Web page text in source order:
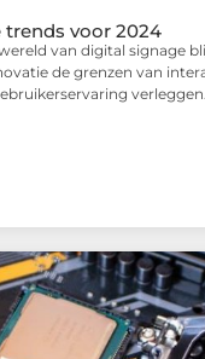
trends voor 2024
van digital signage
de grenzen van